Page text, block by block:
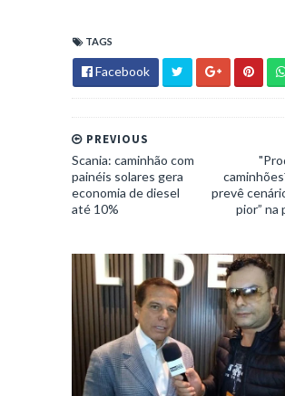
TAGS
Facebook
prevê
pior” na
PREVIOUS
Scania: caminhão com
painéis solares gera
economia de diesel
até 10%